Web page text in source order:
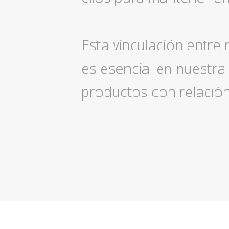
Esta vinculación
es esencial en
productos con